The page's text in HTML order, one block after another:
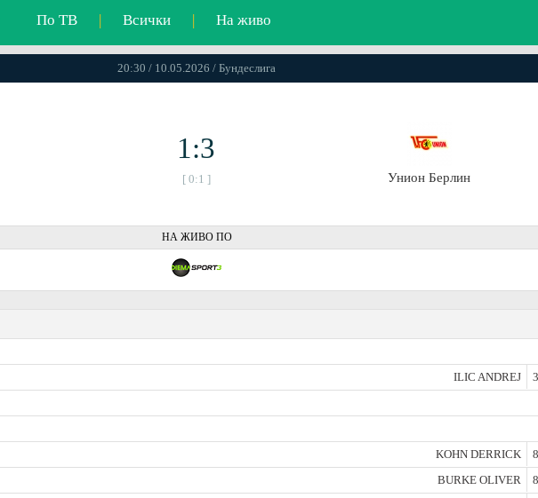
По ТВ | Всички | На живо
20:30 / 10.05.2026 / Бундеслига
1:3
[ 0:1 ] Унион Берлин
НА ЖИВО ПО
ILIC ANDREJ
KOHN DERRICK
BURKE OLIVER